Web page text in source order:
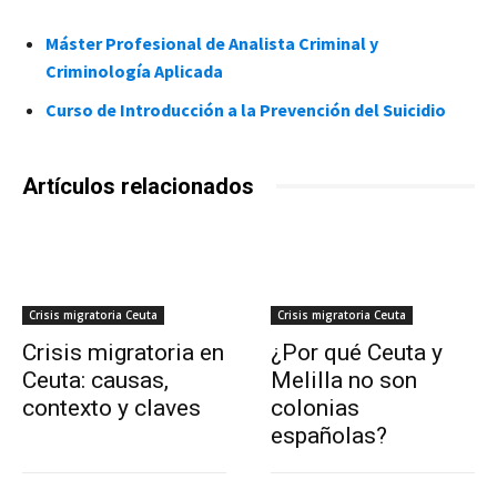
Máster Profesional de Analista Criminal y
Criminología Aplicada
Curso de Introducción a la Prevención del Suicidio
Artículos relacionados
Crisis migratoria Ceuta
Crisis migratoria en
Ceuta: causas,
contexto y claves
Crisis migratoria Ceuta
¿Por qué Ceuta y
Melilla no son
colonias
españolas?